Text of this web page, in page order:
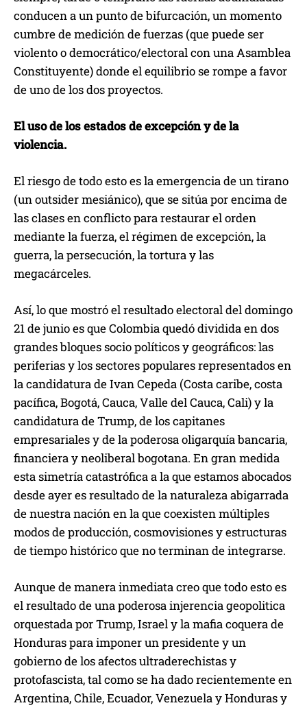
conducen a un punto de bifurcación, un momento
cumbre de medición de fuerzas (que puede ser
violento o democrático/electoral con una Asamblea
Constituyente) donde el equilibrio se rompe a favor
de uno de los dos proyectos.
El uso de los estados de excepción y de la
violencia.
El riesgo de todo esto es la emergencia de un tirano
(un outsider mesiánico), que se sitúa por encima de
las clases en conflicto para restaurar el orden
mediante la fuerza, el régimen de excepción, la
guerra, la persecución, la tortura y las
megacárceles.
Así, lo que mostró el resultado electoral del domingo
21 de junio es que Colombia quedó dividida en dos
grandes bloques socio políticos y geográficos: las
periferias y los sectores populares representados en
la candidatura de Ivan Cepeda (Costa caribe, costa
pacífica, Bogotá, Cauca, Valle del Cauca, Cali) y la
candidatura de Trump, de los capitanes
empresariales y de la poderosa oligarquía bancaria,
financiera y neoliberal bogotana. En gran medida
esta simetría catastrófica a la que estamos abocados
desde ayer es resultado de la naturaleza abigarrada
de nuestra nación en la que coexisten múltiples
modos de producción, cosmovisiones y estructuras
de tiempo histórico que no terminan de integrarse.
Aunque de manera inmediata creo que todo esto es
el resultado de una poderosa injerencia geopolitica
orquestada por Trump, Israel y la mafia coquera de
Honduras para imponer un presidente y un
gobierno de los afectos ultraderechistas y
protofascista, tal como se ha dado recientemente en
Argentina, Chile, Ecuador, Venezuela y Honduras y